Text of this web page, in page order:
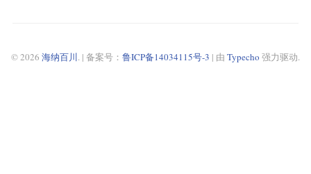
© 2026 海纳百川. | 备案号： 鲁ICP备14034115号-3 | 由 Typecho 强力驱动.